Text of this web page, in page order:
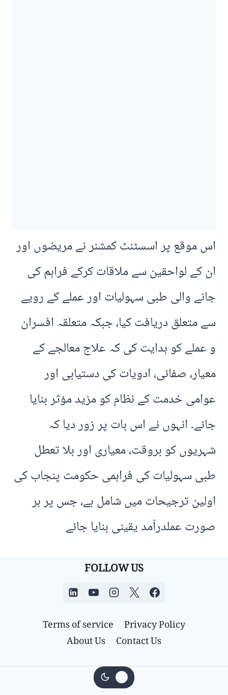
اس موقع پر اسسٹنٹ کمشنر نے مریضوں اور
ان کے لواحقین سے ملاقات کرکے فراہم کی
جانے والی طبی سہولیات اور عملے کے رویے
سے متعلق دریافت کیا، جبکہ متعلقہ افسران
و عملے کو ہدایت کی کہ علاج معالجے کے
معیار، صفائی، ادویات کی دستیابی اور
عوامی خدمت کے نظام کو مزید مؤثر بنایا
جائے۔ انہوں نے اس بات پر زور دیا کہ
شہریوں کو بروقت، معیاری اور بلا تعطل
طبی سہولیات کی فراہمی حکومت پنجاب کی
اولین ترجیحات میں شامل ہے، جس پر ہر
صورت عملدرآمد یقینی بنایا جائے
FOLLOW US
Privacy Policy
Terms of service
Contact Us
About Us